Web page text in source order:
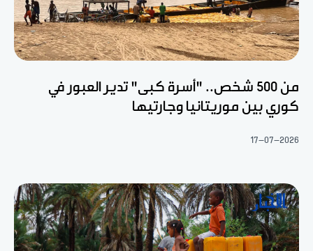
من 500 شخص.. "أسرة كبى" تدير العبور في
كوري بين موريتانيا وجارتيها
17-07-2026